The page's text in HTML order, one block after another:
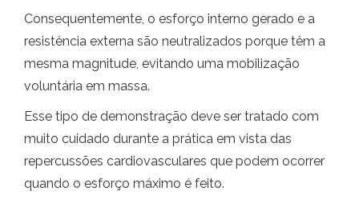
Consequentemente, o esforço interno gerado e a
resistência externa são neutralizados porque têm a
mesma magnitude, evitando uma mobilização
voluntária em massa.
Esse tipo de demonstração deve ser tratado com
muito cuidado durante a prática em vista das
repercussões cardiovasculares que podem ocorrer
quando o esforço máximo é feito.